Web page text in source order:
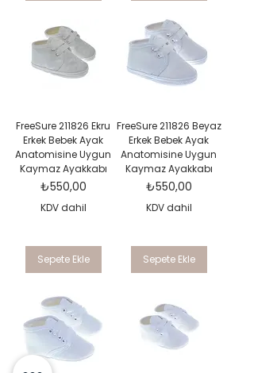
FreeSure 211826 Ekru
Erkek Bebek Ayak
Anatomisine Uygun
Kaymaz Ayakkabı
Fiyat
₺550,00
KDV dahil
Sepete Ekle
FreeSure 211826 Beyaz
Erkek Bebek Ayak
Anatomisine Uygun
Kaymaz Ayakkabı
Fiyat
₺550,00
KDV dahil
Sepete Ekle